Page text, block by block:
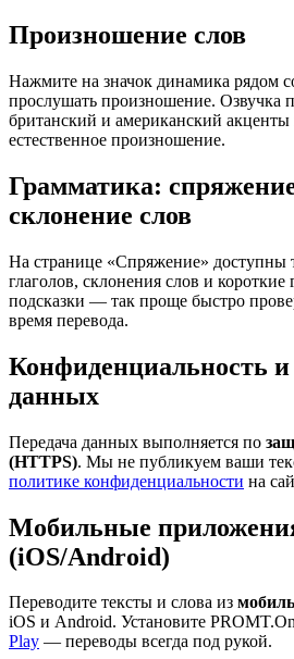
Произношение слов
Нажмите на значок динамика рядом
прослушать произношение. Озвучка
британский и американский акценты
естественное произношение.
Грамматика:
склонение слов
На странице «Спряжение» доступны
глаголов, склонения слов и короткие
подсказки — так проще быстро
время перевода.
Конфиденциальность и
данных
Передача данных выполняется по
(HTTPS). Мы не публикуем ваши
политике конфиденциальности на
Мобильные
(iOS/Android)
Переводите тексты и слова из
iOS и Android. Установите
Play — переводы всегда под рукой.